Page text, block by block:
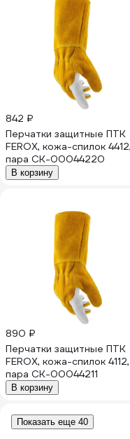
842 ₽
Перчатки защитные ПТК
FEROX, кожа-спилок 4412,
пара СК-00044220
В корзину
890 ₽
Перчатки защитные ПТК
FEROX, кожа-спилок 4112,
пара СК-00044211
В корзину
Показать еще 40